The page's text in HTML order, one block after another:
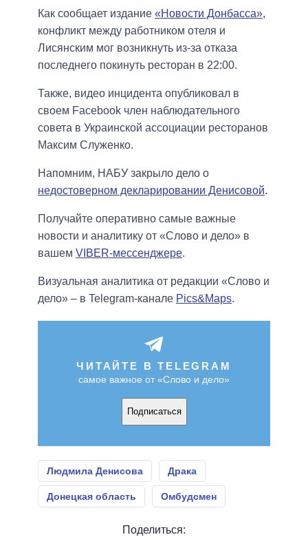
Как сообщает издание «Новости Донбасса»,
конфликт между работником отеля и
Лисянским мог возникнуть из-за отказа
последнего покинуть ресторан в 22:00.
Также, видео инцидента опубликовал в
своем Facebook член наблюдательного
совета в Украинской ассоциации ресторанов
Максим Служенко.
Напомним, НАБУ закрыло дело о
недостоверном декларировании Денисовой.
Получайте оперативно самые важные
новости и аналитику от «Слово и дело» в
вашем VIBER-мессенджере.
Визуальная аналитика от редакции «Слово и
дело» – в Telegram-канале Pics&Maps.
ЧИТАЙТЕ В TELEGRAM
самое важное от «Слово и дело»
Подписаться
Людмила Денисова Драка
Донецкая область Омбудсмен
Поделиться: